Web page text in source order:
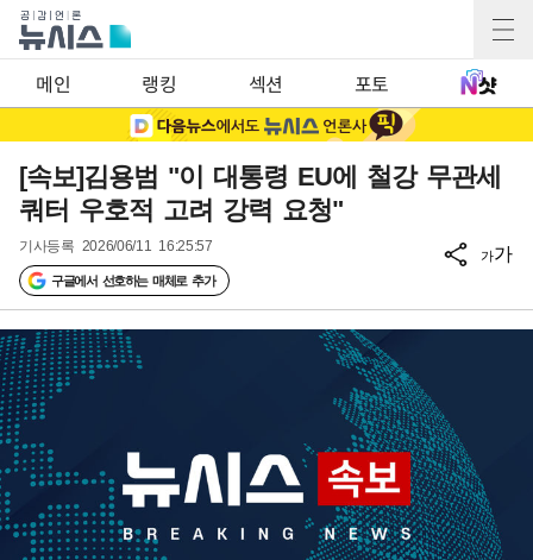
메인 랭킹 섹션 포토
[속보]김용범 "이 대통령 EU에 철강 무관세
쿼터 우호적 고려 강력 요청"
기사등록 2026/06/11 16:25:57
구글에서 선호하는 매체로 추가
가가